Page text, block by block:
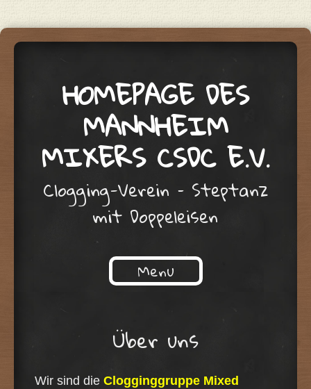
HOMEPAGE DES
MANNHEIM
MIXERS CSDC E.V.
Clogging-Verein – Steptanz
mit Doppeleisen
Menu
Über uns
Wir sind die Clogginggruppe Mixed